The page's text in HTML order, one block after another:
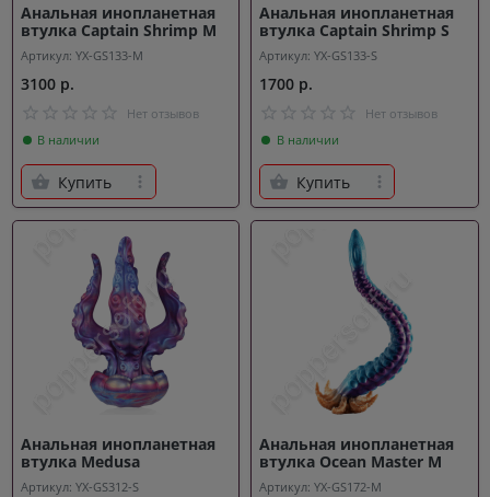
Анальная инопланетная
втулка Captain Shrimp M
Артикул: YX-GS133-M
3100 р.
Нет отзывов
В наличии
Купить
Анальная инопланетная
втулка Captain Shrimp S
Артикул: YX-GS133-S
1700 р.
Нет отзывов
В наличии
Купить
Анальная инопланетная
втулка Medusa
Артикул: YX-GS312-S
Анальная инопланетная
втулка Ocean Master M
Артикул: YX-GS172-M